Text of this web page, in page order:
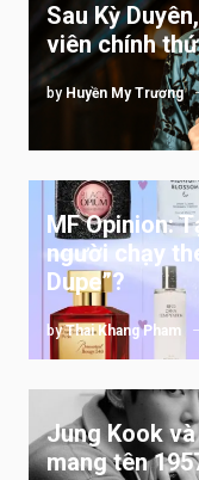
Sau Kỳ
viên chính thứ
by Huyền My Trương
MF Opinion:
người chạy
Dupe”?
byThai Khang Pham
Jung Kook
mang tên